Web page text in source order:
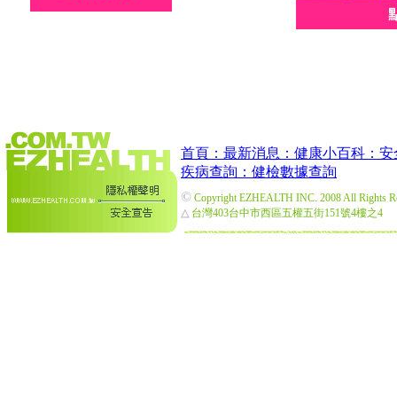
首頁： 最新消息： 健康小百科： 安
疾病查詢： 健檢數據查詢
© Copyright EZHEALTH INC. 2008 All Rights
△ 台灣403台中市西區五權五街151號4樓之4